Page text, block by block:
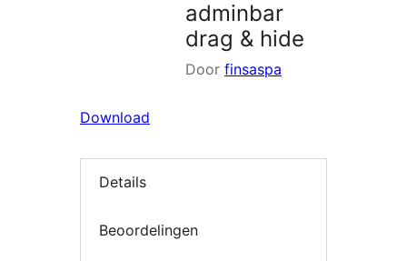
adminbar
drag & hide
Door finsaspa
Download
Details
Beoordelingen